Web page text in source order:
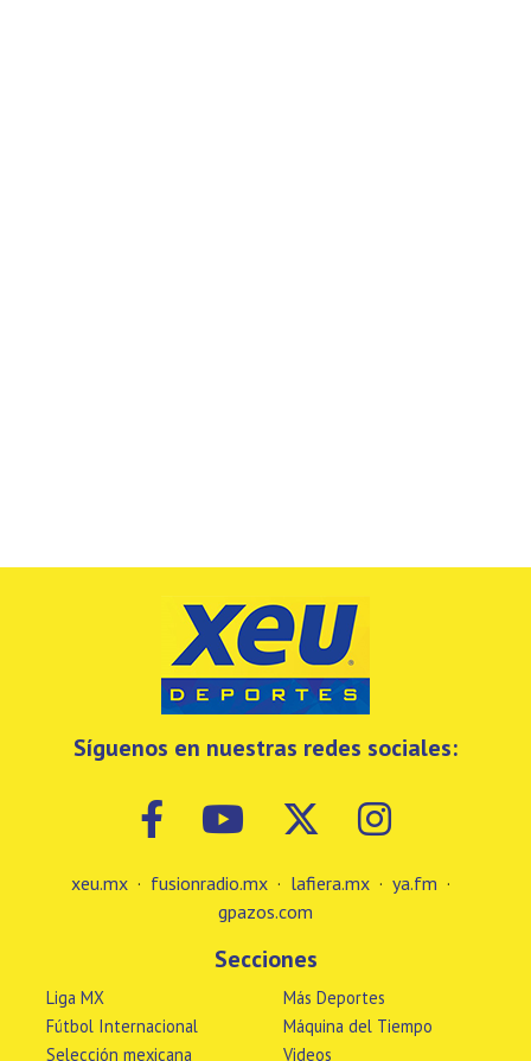
Síguenos en nuestras redes sociales:
xeu.mx · fusionradio.mx · lafiera.mx · ya.fm ·
gpazos.com
Secciones
Liga MX
Fútbol Internacional
Selección mexicana
Más Deportes
Máquina del Tiempo
Videos